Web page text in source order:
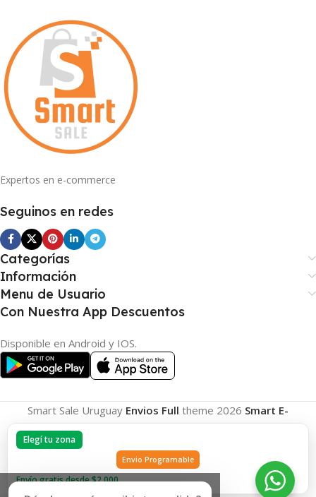
Elegí tu zona
Envio Programable
Envío gratis desde $2.000
Expertos en e-commerce
Seguinos en redes
Categorías
Información
Menu de Usuario
Con Nuestra App Descuentos
Disponible en Android y IOS.
Smart Sale Uruguay Envios Full theme 2026 Smart E-
Commerce.